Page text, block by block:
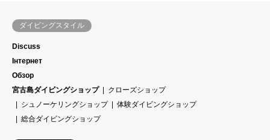
ダイビングスタイル
Discuss
Інтернет
Обзор
宮古島ダイビングショップ
クローズショップ
シュノーケリングショップ
体験ダイビングショップ
総合ダイビングショップ